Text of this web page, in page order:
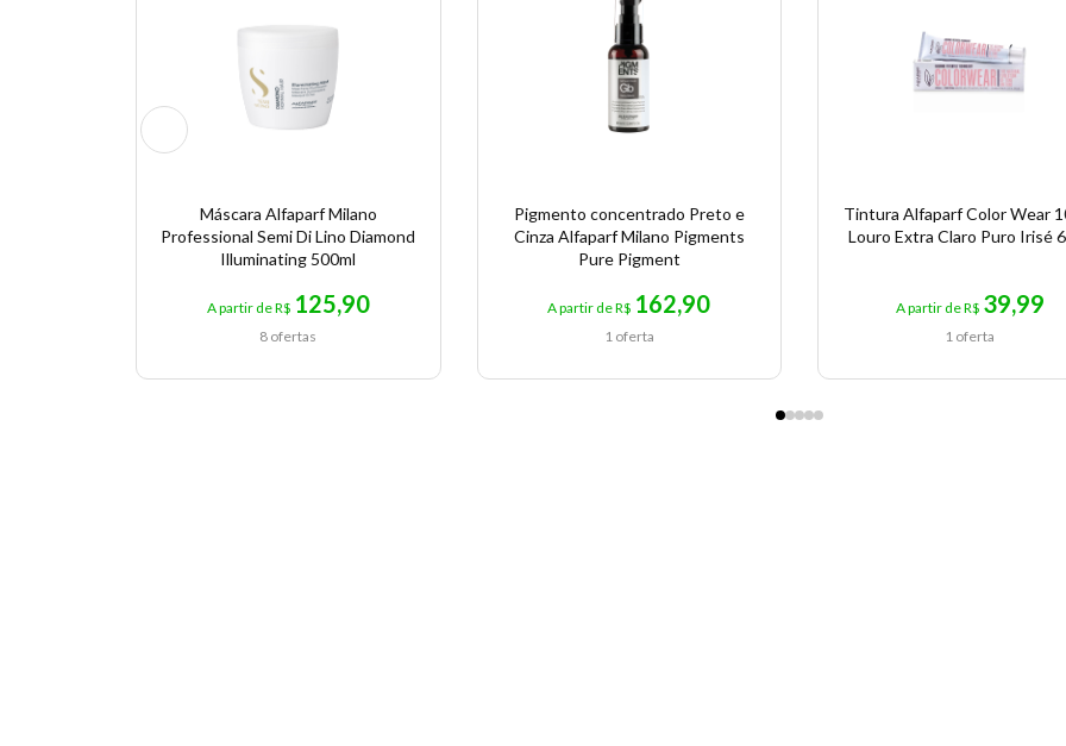
Máscara Alfaparf Milano
Professional Semi Di Lino Diamond
Illuminating 500ml
A partir de R$ 125,90
8 ofertas
Pigmento concentrado Preto e
Cinza Alfaparf Milano Pigments
Pure Pigment
A partir de R$ 162,90
1 oferta
Tintura Alfaparf Color Wear
Louro Extra Claro Puro Irisé
A partir de R$ 39,99
1 oferta